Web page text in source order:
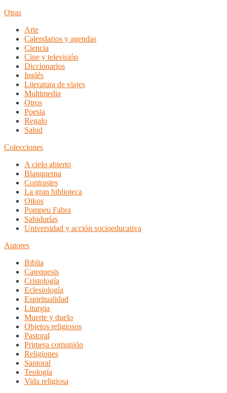
Otras
Arte
Calendarios y agendas
Ciencia
Cine y televisión
Diccionarios
Inglés
Literatura de viajes
Multimedia
Otros
Poesia
Regalo
Salud
Colecciones
A cielo abierto
Blanquerna
Contrastes
La gran biblioteca
Oikos
Pompeu Fabra
Sabidurías
Universidad y acción socioeducativa
Autores
Biblia
Catequesis
Cristología
Eclesiología
Espiritualidad
Liturgia
Muerte y duelo
Objetos religiosos
Pastoral
Primera comunión
Religiones
Santoral
Teología
Vida religiosa